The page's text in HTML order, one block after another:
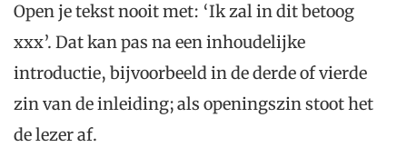
Open je tekst nooit met: ‘Ik zal in dit betoog
xxx’. Dat kan pas na een inhoudelijke
introductie, bijvoorbeeld in de derde of vierde
zin van de inleiding; als openingszin stoot het
de lezer af.